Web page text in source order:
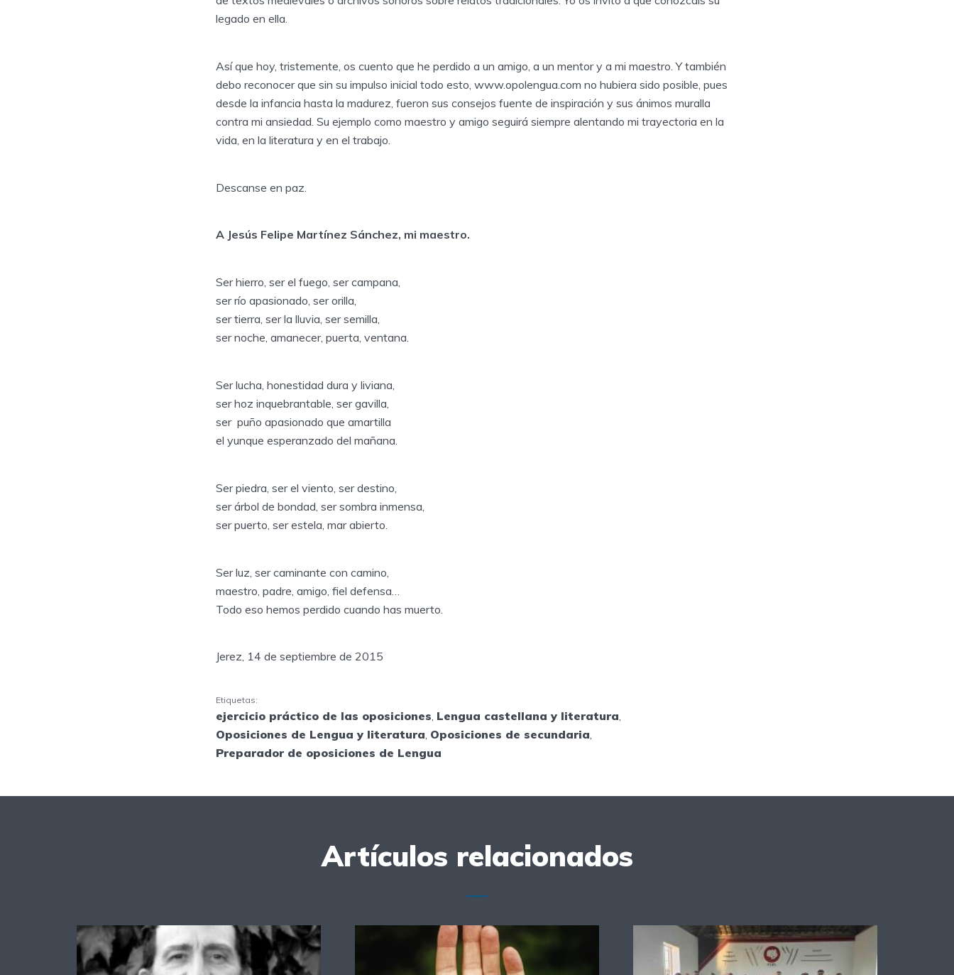
legado en ella.
Así que hoy, tristemente, os cuento que he perdido a un amigo, a un mentor y a mi maestro. Y también
debo reconocer que sin su impulso inicial todo esto, www.opolengua.com no hubiera sido posible, pues
desde la infancia hasta la madurez, fueron sus consejos fuente de inspiración y sus ánimos muralla
contra mi ansiedad. Su ejemplo como maestro y amigo seguirá siempre alentando mi trayectoria en la
vida, en la literatura y en el trabajo.
Descanse en paz.
A Jesús Felipe Martínez Sánchez, mi maestro.
Ser hierro, ser el fuego, ser campana,
ser río apasionado, ser orilla,
ser tierra, ser la lluvia, ser semilla,
ser noche, amanecer, puerta, ventana.
Ser lucha, honestidad dura y liviana,
ser hoz inquebrantable, ser gavilla,
ser puño apasionado que amartilla
el yunque esperanzado del mañana.
Ser piedra, ser el viento, ser destino,
ser árbol de bondad, ser sombra inmensa,
ser puerto, ser estela, mar abierto.
Ser luz, ser caminante con camino,
maestro, padre, amigo, fiel defensa…
Todo eso hemos perdido cuando has muerto.
Jerez, 14 de septiembre de 2015
Etiquetas:
ejercicio práctico de las oposiciones Lengua castellana y literatura
Oposiciones de Lengua y literatura Oposiciones de secundaria
Preparador de oposiciones de Lengua
Artículos relacionados